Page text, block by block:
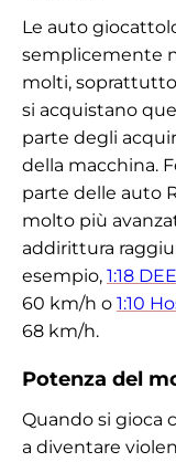
Le auto
semplicemente
molti,
si acquistano
parte degli
della macchina.
parte delle auto
molto più
addirittura
esempio, 1:18
60 km/h o 1:10
68 km/h.
Potenza del
Quando si gioca
a diventare